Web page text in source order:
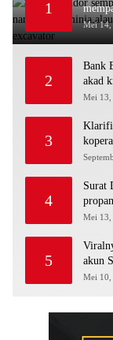
1
Mei 14,
2
Bank
akad
awam
Mei 13,
3
4
Surat
surat
Mei 13,
5
akun
Mei 10,